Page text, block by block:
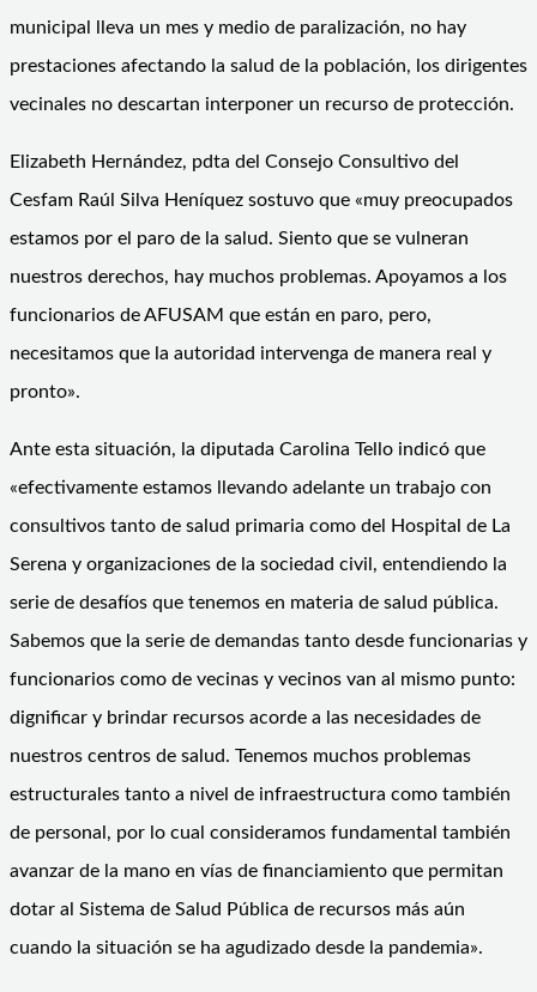
municipal lleva un mes y medio de paralización, no hay
prestaciones afectando la salud de la población, los dirigentes
vecinales no descartan interponer un recurso de protección.
Elizabeth Hernández, pdta del Consejo Consultivo del
Cesfam Raúl Silva Heníquez sostuvo que «muy preocupados
estamos por el paro de la salud. Siento que se vulneran
nuestros derechos, hay muchos problemas. Apoyamos a los
funcionarios de AFUSAM que están en paro, pero,
necesitamos que la autoridad intervenga de manera real y
pronto».
Ante esta situación, la diputada Carolina Tello indicó que
«efectivamente estamos llevando adelante un trabajo con
consultivos tanto de salud primaria como del Hospital de La
Serena y organizaciones de la sociedad civil, entendiendo la
serie de desafíos que tenemos en materia de salud pública.
Sabemos que la serie de demandas tanto desde funcionarias y
funcionarios como de vecinas y vecinos van al mismo punto:
dignificar y brindar recursos acorde a las necesidades de
nuestros centros de salud. Tenemos muchos problemas
estructurales tanto a nivel de infraestructura como también
de personal, por lo cual consideramos fundamental también
avanzar de la mano en vías de financiamiento que permitan
dotar al Sistema de Salud Pública de recursos más aún
cuando la situación se ha agudizado desde la pandemia».